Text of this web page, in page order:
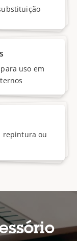
uso em
repintura ou